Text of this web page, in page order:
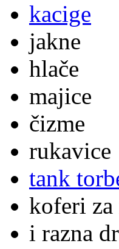
kacige
jakne
hlače
majice
čizme
rukavice
tank
koferi
i razna